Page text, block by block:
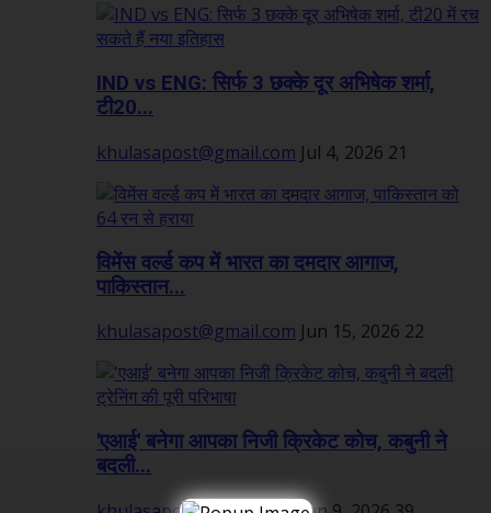
IND vs ENG: सिर्फ 3 छक्के दूर अभिषेक शर्मा,
टी20...
khulasapost@gmail.com Jul 4, 2026 21
विमेंस वर्ल्ड कप में भारत का दमदार आगाज,
पाकिस्तान...
khulasapost@gmail.com Jun 15, 2026 22
'एआई' बनेगा आपका निजी क्रिकेट कोच, कबुनी ने
बदली...